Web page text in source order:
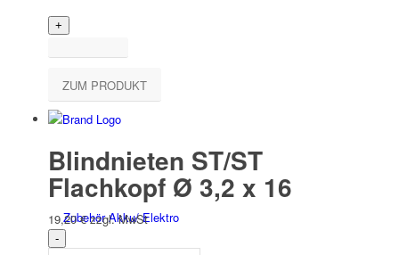
Elektro­werk­zeuge
Zubehör Akku/ Elektro
ZUM PRODUKT
Blindnieten ST/ST
Flachkopf Ø 3,2 x 16
19,20€ zzgl. MwSt